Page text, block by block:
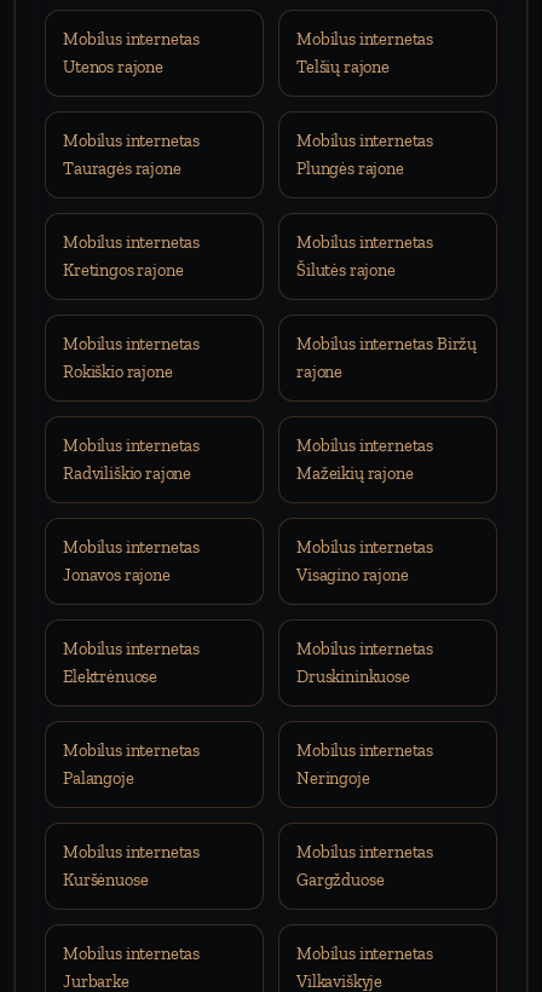
Mobilus internetas
Utenos rajone
Mobilus internetas
Telšių rajone
Mobilus internetas
Tauragės rajone
Mobilus internetas
Plungės rajone
Mobilus internetas
Kretingos rajone
Mobilus internetas
Šilutės rajone
Mobilus internetas
Rokiškio rajone
Mobilus internetas Biržų
rajone
Mobilus internetas
Radviliškio rajone
Mobilus internetas
Mažeikių rajone
Mobilus internetas
Jonavos rajone
Mobilus internetas
Visagino rajone
Mobilus internetas
Elektrėnuose
Mobilus internetas
Druskininkuose
Mobilus internetas
Palangoje
Mobilus internetas
Neringoje
Mobilus internetas
Kuršėnuose
Mobilus internetas
Gargžduose
Mobilus internetas
Jurbarke
Mobilus internetas
Vilkaviškyje